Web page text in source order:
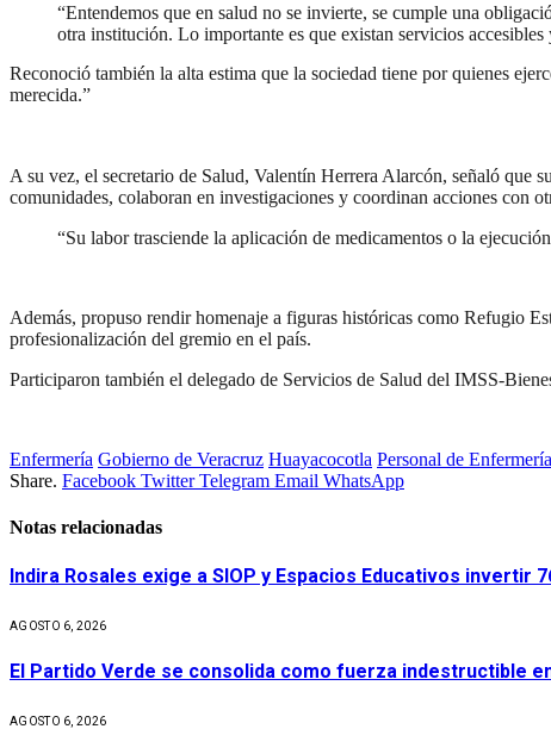
“Entendemos que en salud no se invierte, se cumple una
otra institución. Lo importante es que existan servicios
Reconoció también la alta estima que la sociedad tiene por quienes
merecida.”
A su vez, el secretario de Salud, Valentín Herrera Alarcón, señaló que
comunidades, colaboran en investigaciones y coordinan acciones con
“Su labor trasciende la aplicación de medicamentos o la
Además, propuso rendir homenaje a figuras históricas como Refugio
profesionalización del gremio en el país.
Participaron también el delegado de Servicios de Salud del IMSS-
Enfermería Gobierno de Veracruz Huayacocotla Personal de Enfermería
Share. Facebook Twitter Telegram Email WhatsApp
Notas relacionadas
Indira Rosales exige a SIOP y Espacios Educativos
AGOSTO 6, 2026
El Partido Verde se consolida como fuerza indestructible
AGOSTO 6, 2026